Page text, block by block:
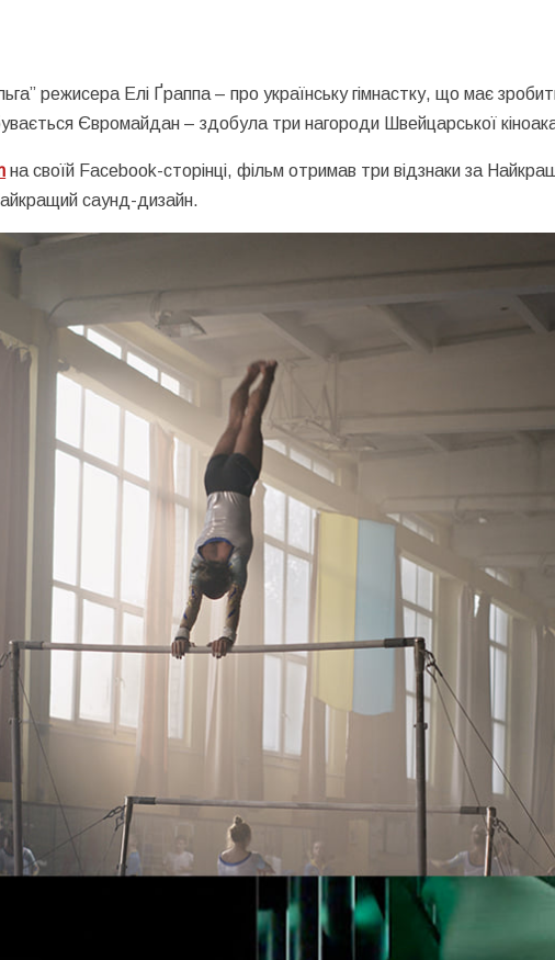
режисера Елі Ґраппа – про українську гімнастку, що має
Євромайдан – здобула три нагороди Швейцарської
на своїй Facebook-сторінці, фільм отримав три відзнаки за
саунд-дизайн.